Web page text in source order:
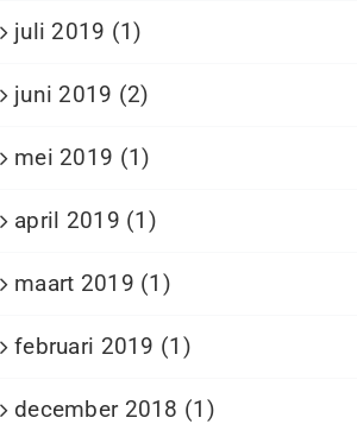
juli 2019 (1)
juni 2019 (2)
mei 2019 (1)
april 2019 (1)
maart 2019 (1)
februari 2019 (1)
december 2018 (1)